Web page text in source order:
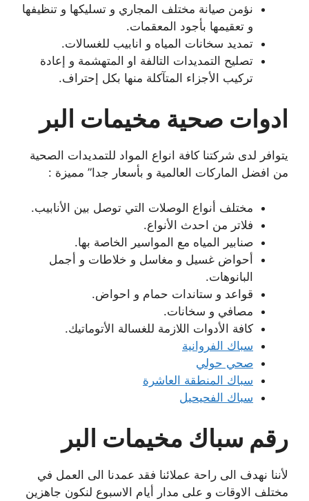
نؤمن صيانة مختلف المجاري و تسليكها و تنظيفها
و تعقيمها بأجود المعقمات.
تمديد سخانات المياه و انابيب للغسالات.
تصليح التمديدات التالفة او المتهشمة و إعادة
تركيب الأجزاء المتآكلة منها بكل إحتراف.
ادوات صحية مخيمات البر
يتوافر لدى شركتنا كافة انواع المواد للتمديدات الصحية
من افضل الماركات العالمية و بأسعار جدا” مميزة :
مختلف أنواع الوصلات التي توصل بين الأنابيب.
فلاتر من احدث الأنواع.
صنابير المياه مع المواسير الخاصة بها.
أحواض غسيل و مغاسل و خلاطات و أجمل
البانوهات.
قواعد و ستاندات حمام و احواض.
مصافي و سخانات.
كافة الأدوات اللازمة للغسالة الأتوماتيك.
سباك الفروانية
صحي حولي
سباك المنطقة العاشرة
سباك الفحيحيل
رقم سباك مخيمات البر
لأننا نهدف الى راحة عملائنا فقد عمدنا الى العمل في
مختلف الاوقات و على مدار أيام الاسبوع لنكون جاهزين